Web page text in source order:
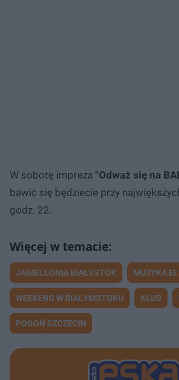
W sobotę impreza ''Odważ się na
bawić się będziecie przy
godz. 22.
JAGIELLONIA BIAŁYSTOK MUZYKA
WEEKEND W BIAŁYMSTOKU KLUB
POGOŃ SZCZECIN